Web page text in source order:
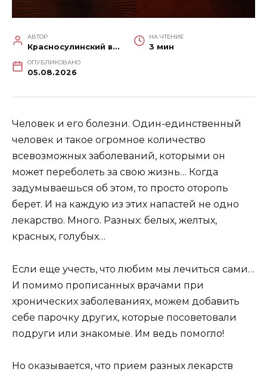
АВТОР
Красносулинский вестник
НА ЧТЕНИЕ
3 мин
ОПУБЛИКОВАНО
05.08.2026
Человек и его болезни. Один-единственный
человек и такое огромное количество
всевозможных заболеваний, которыми он
может переболеть за свою жизнь… Когда
задумываешься об этом, то просто оторопь
берет. И на каждую из этих напастей не одно
лекарство. Много. Разных: белых, желтых,
красных, голубых…
Если еще учесть, что любим мы лечиться сами…
И помимо прописанных врачами при
хронических заболеваниях, можем добавить
себе парочку других, которые посоветовали
подруги или знакомые. Им ведь помогло!
Но оказывается, что прием разных лекарств